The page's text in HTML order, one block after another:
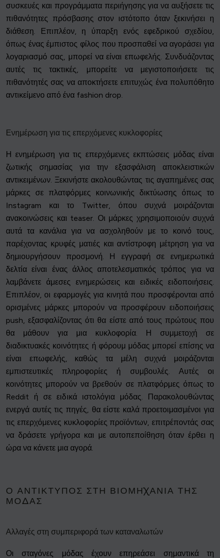
συσκευές και προγράμματα περιήγησης για να αυξήσετε τις
πιθανότητες πρόσβασης στον ιστότοπο όταν ξεκινήσει η
διάθεση. Επιπλέον, η ύπαρξη ενός εφεδρικού σχεδίου,
όπως ένας έμπιστος φίλος που προσπαθεί να αγοράσει για
λογαριασμό σας, μπορεί να είναι επωφελής. Συνδυάζοντας
αυτές τις τακτικές, μπορείτε να μεγιστοποιήσετε τις
πιθανότητές σας να αποκτήσετε επιτυχώς ένα πολυπόθητο
αντικείμενο από ένα fashion drop.
Ενημέρωση για τις επερχόμενες κυκλοφορίες
Η ενημέρωση για τις επερχόμενες εκπτώσεις μόδας είναι
ζωτικής σημασίας για την εξασφάλιση αποκλειστικών
αντικειμένων. Ξεκινήστε ακολουθώντας τις αγαπημένες σας
μάρκες σε πλατφόρμες κοινωνικής δικτύωσης όπως το
Instagram και το Twitter, όπου συχνά μοιράζονται
ανακοινώσεις και teaser. Οι μάρκες χρησιμοποιούν συχνά
αυτά τα κανάλια για να ασχοληθούν με το κοινό τους,
παρέχοντας κρυφές ματιές και αντίστροφη μέτρηση για να
δημιουργήσουν προσμονή. Η εγγραφή σε ενημερωτικά
δελτία είναι ένας άλλος αποτελεσματικός τρόπος για να
λαμβάνετε άμεσες ενημερώσεις και ειδικές ειδοποιήσεις.
Επιπλέον, οι εφαρμογές για κινητά που προσφέρονται από
ορισμένες μάρκες μπορούν να προσφέρουν ειδοποιήσεις
push, εξασφαλίζοντας ότι θα είστε από τους πρώτους που
θα μάθουν για μια κυκλοφορία. Η συμμετοχή σε
διαδικτυακές κοινότητες ή φόρουμ μόδας μπορεί επίσης να
είναι επωφελής, καθώς τα μέλη συχνά μοιράζονται
εμπιστευτικές πληροφορίες ή συμβουλές. Αυτές οι
κοινότητες μπορούν να βρεθούν σε πλατφόρμες όπως το
Reddit ή σε ειδικά ιστολόγια μόδας. Παρακολουθώντας
ενεργά αυτές τις πηγές, θα είστε καλά προετοιμασμένοι για
τις επερχόμενες κυκλοφορίες προϊόντων, επιτρέποντάς σας
να δράσετε γρήγορα και με αυτοπεποίθηση όταν έρθει η
ώρα να κάνετε μια αγορά.
Ο ΑΝΤΊΚΤΥΠΟΣ ΣΤΗ ΒΙΟΜΗΧΑΝΊΑ ΤΗΣ
ΜΌΔΑΣ
Αλλαγές στη συμπεριφορά των καταναλωτών
Οι σταγόνες μόδας έχουν επηρεάσει σημαντικά τη